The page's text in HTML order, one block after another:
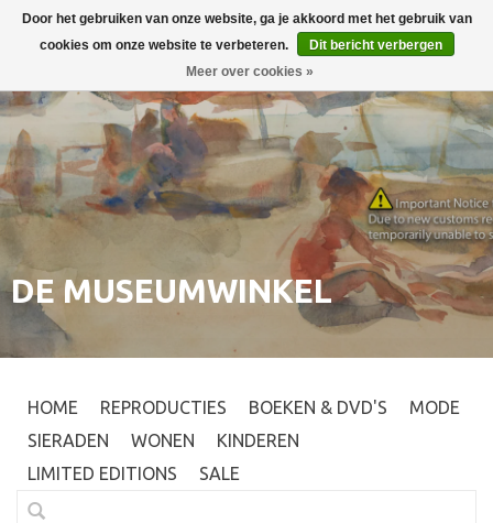
Inloggen 0
DE MUSEUMWINKEL
HOME REPRODUCTIES BOEKEN & DVD'S
MODE
SIERADEN
WONEN
KINDEREN
LIMITED EDITIONS
SALE
Door het gebruiken van onze website, ga je akkoord met het gebruik van
cookies om onze website te verbeteren.
Dit bericht verbergen
Meer over cookies »